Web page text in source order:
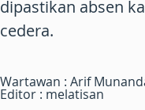
dipastikan absen
cedera.
Wartawan : Arif
Editor : melatisan